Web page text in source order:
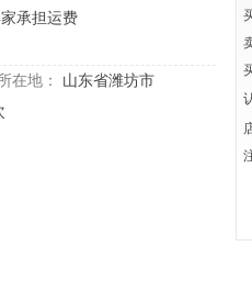
承担运费
在地：
山东省潍坊市